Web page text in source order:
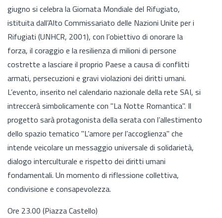
giugno si celebra la Giornata Mondiale del Rifugiato,
istituita dall’Alto Commissariato delle Nazioni Unite per i
Rifugiati (UNHCR, 2001), con l’obiettivo di onorare la
forza, il coraggio e la resilienza di milioni di persone
costrette a lasciare il proprio Paese a causa di conflitti
armati, persecuzioni e gravi violazioni dei diritti umani.
L’evento, inserito nel calendario nazionale della rete SAI, si
intreccerà simbolicamente con "La Notte Romantica". Il
progetto sarà protagonista della serata con l’allestimento
dello spazio tematico "L’amore per l’accoglienza" che
intende veicolare un messaggio universale di solidarietà,
dialogo interculturale e rispetto dei diritti umani
fondamentali. Un momento di riflessione collettiva,
condivisione e consapevolezza.
Ore 23.00 (Piazza Castello)